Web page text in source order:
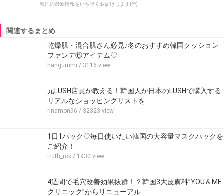
韓国の最新情報をいち早くお届けします(^^)
関連するまとめ
乾燥肌・混合肌さん必見♪冬のおすすめ韓国クッション
ファンデ⑥アイテム♡
hangurumi / 3116 view
元LUSH店員が教える！韓国人が日本のLUSHで購入する
リアルなショッピングリストを…
rinamon96 / 32323 view
1日1パック♡毎日使いたい韓国の大容量マスクパックを
ご紹介！
truth_rok / 1930 view
4週間で毛穴改善効果抜群！？韓国3大皮膚科”YOU＆ME
クリニック”からリニューアル…